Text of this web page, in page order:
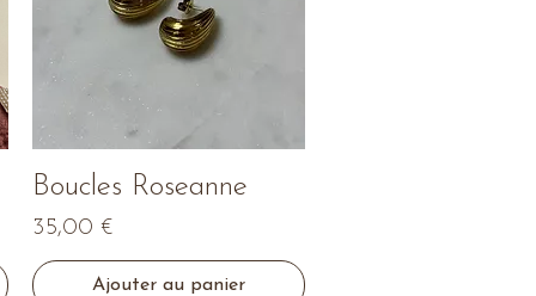
Aperçu rapide
Boucles Roseanne
Prix
35,00 €
Ajouter au panier